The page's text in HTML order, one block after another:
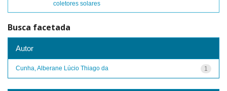
coletores solares
Busca facetada
Autor
1
Cunha, Alberane Lúcio Thiago da